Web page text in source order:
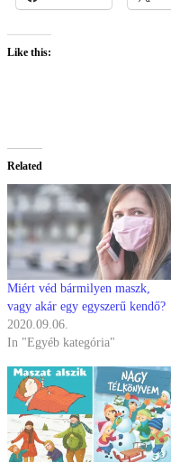
Like this:
Related
Miért véd bármilyen maszk,
vagy akár egy egyszerű kendő?
2020.09.06.
In "Egyéb kategória"